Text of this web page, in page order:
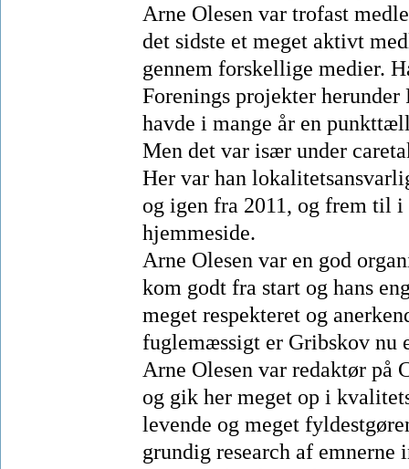
Arne Olesen var trofast
det sidste et meget aktivt
gennem forskellige medier.
Forenings projekter
havde i mange år en
Men det var især under
Her var han
og igen fra 2011, og frem til i
hjemmeside.
Arne Olesen var en god
kom godt fra start og hans
meget respekteret og
fuglemæssigt er Gribskov nu
Arne Olesen var redaktør på
og gik her meget op i
levende og meget
grundig research af emnerne